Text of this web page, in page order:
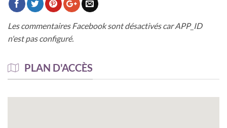
Les commentaires Facebook sont désactivés car APP_ID
n'est pas configuré.
PLAN D'ACCÈS